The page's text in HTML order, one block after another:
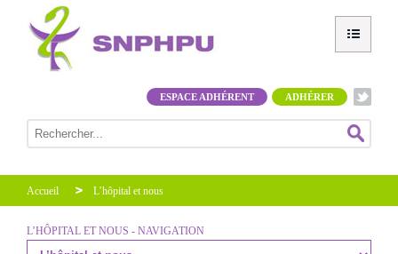
ADHÉRER
ESPACE ADHÉRENT
Accueil L’hôpital et nous
L’HÔPITAL ET NOUS - NAVIGATION